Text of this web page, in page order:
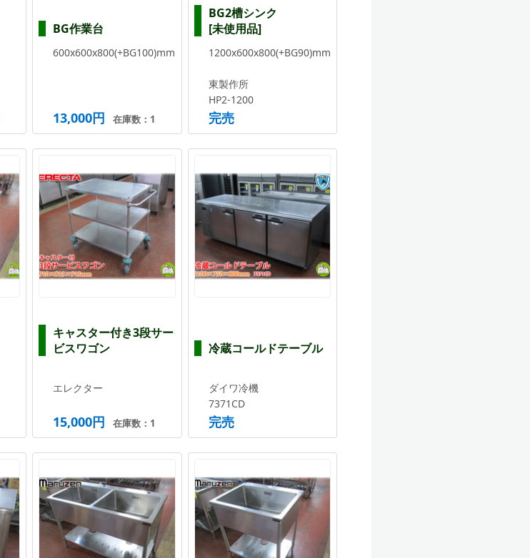
BG作業台
600x600x800(+BG100)mm
13,000円 在庫数：1
BG2槽シンク
[未使用品]
1200x600x800(+BG90)mm
東製作所
HP2-1200
完売
キャスター付き3段サー
ビスワゴン
エレクター
15,000円 在庫数：1
冷蔵コールドテーブル
ダイワ冷機
7371CD
完売